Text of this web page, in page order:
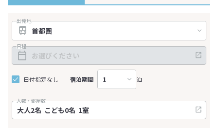
出発地
日程
日付指定なし 宿泊期間 泊
人数・部屋数